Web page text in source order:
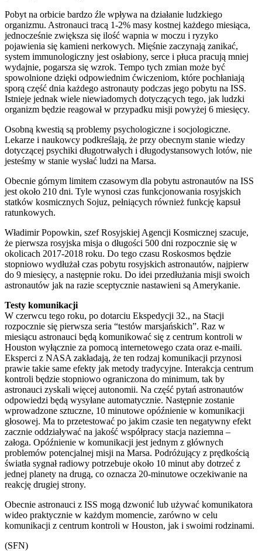
Pobyt na orbicie bardzo źle wpływa na działanie ludzkiego
organizmu. Astronauci tracą 1-2% masy kostnej każdego miesiąca,
jednocześnie zwiększa się ilość wapnia w moczu i ryzyko
pojawienia się kamieni nerkowych. Mięśnie zaczynają zanikać,
system immunologiczny jest osłabiony, serce i płuca pracują mniej
wydajnie, pogarsza się wzrok. Tempo tych zmian może być
spowolnione dzięki odpowiednim ćwiczeniom, które pochłaniają
sporą część dnia każdego astronauty podczas jego pobytu na ISS.
Istnieje jednak wiele niewiadomych dotyczących tego, jak ludzki
organizm będzie reagował w przypadku misji powyżej 6 miesięcy.
Osobną kwestią są problemy psychologiczne i socjologiczne.
Lekarze i naukowcy podkreślają, że przy obecnym stanie wiedzy
dotyczącej psychiki długotrwałych i długodystansowych lotów, nie
jesteśmy w stanie wysłać ludzi na Marsa.
Obecnie górnym limitem czasowym dla pobytu astronautów na ISS
jest około 210 dni. Tyle wynosi czas funkcjonowania rosyjskich
statków kosmicznych Sojuz, pełniących również funkcję kapsuł
ratunkowych.
Władimir Popowkin, szef Rosyjskiej Agencji Kosmicznej szacuje,
że pierwsza rosyjska misja o długości 500 dni rozpocznie się w
okolicach 2017-2018 roku. Do tego czasu Roskosmos będzie
stopniowo wydłużał czas pobytu rosyjskich astronautów, najpierw
do 9 miesięcy, a następnie roku. Do idei przedłużania misji swoich
astronautów jak na razie sceptycznie nastawieni są Amerykanie.
Testy komunikacji
W czerwcu tego roku, po dotarciu Ekspedycji 32., na Stacji
rozpocznie się pierwsza seria “testów marsjańskich”. Raz w
miesiącu astronauci będą komunikować się z centrum kontroli w
Houston wyłącznie za pomocą internetowego czata oraz e-maili.
Eksperci z NASA zakładają, że ten rodzaj komunikacji przynosi
prawie takie same efekty jak metody tradycyjne. Interakcja centrum
kontroli będzie stopniowo ograniczona do minimum, tak by
astronauci zyskali więcej autonomii. Na część pytań astronautów
odpowiedzi będą wysyłane automatycznie. Następnie zostanie
wprowadzone sztuczne, 10 minutowe opóźnienie w komunikacji
głosowej. Ma to przetestować po jakim czasie ten negatywny efekt
zacznie oddziaływać na jakość współpracy stacja naziemna –
załoga. Opóźnienie w komunikacji jest jednym z głównych
problemów potencjalnej misji na Marsa. Podróżujący z prędkością
światła sygnał radiowy potrzebuje około 10 minut aby dotrzeć z
jednej planety na drugą, co oznacza 20-minutowe oczekiwanie na
reakcję drugiej strony.
Obecnie astronauci z ISS mogą dzwonić lub używać komunikatora
wideo praktycznie w każdym momencie, zarówno w celu
komunikacji z centrum kontroli w Houston, jak i swoimi rodzinami.
(SFN)